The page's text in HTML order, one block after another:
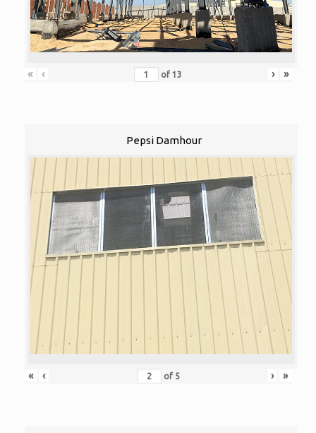
« ‹ of 13 › »
Pepsi Damhour
« ‹ of 5 › »